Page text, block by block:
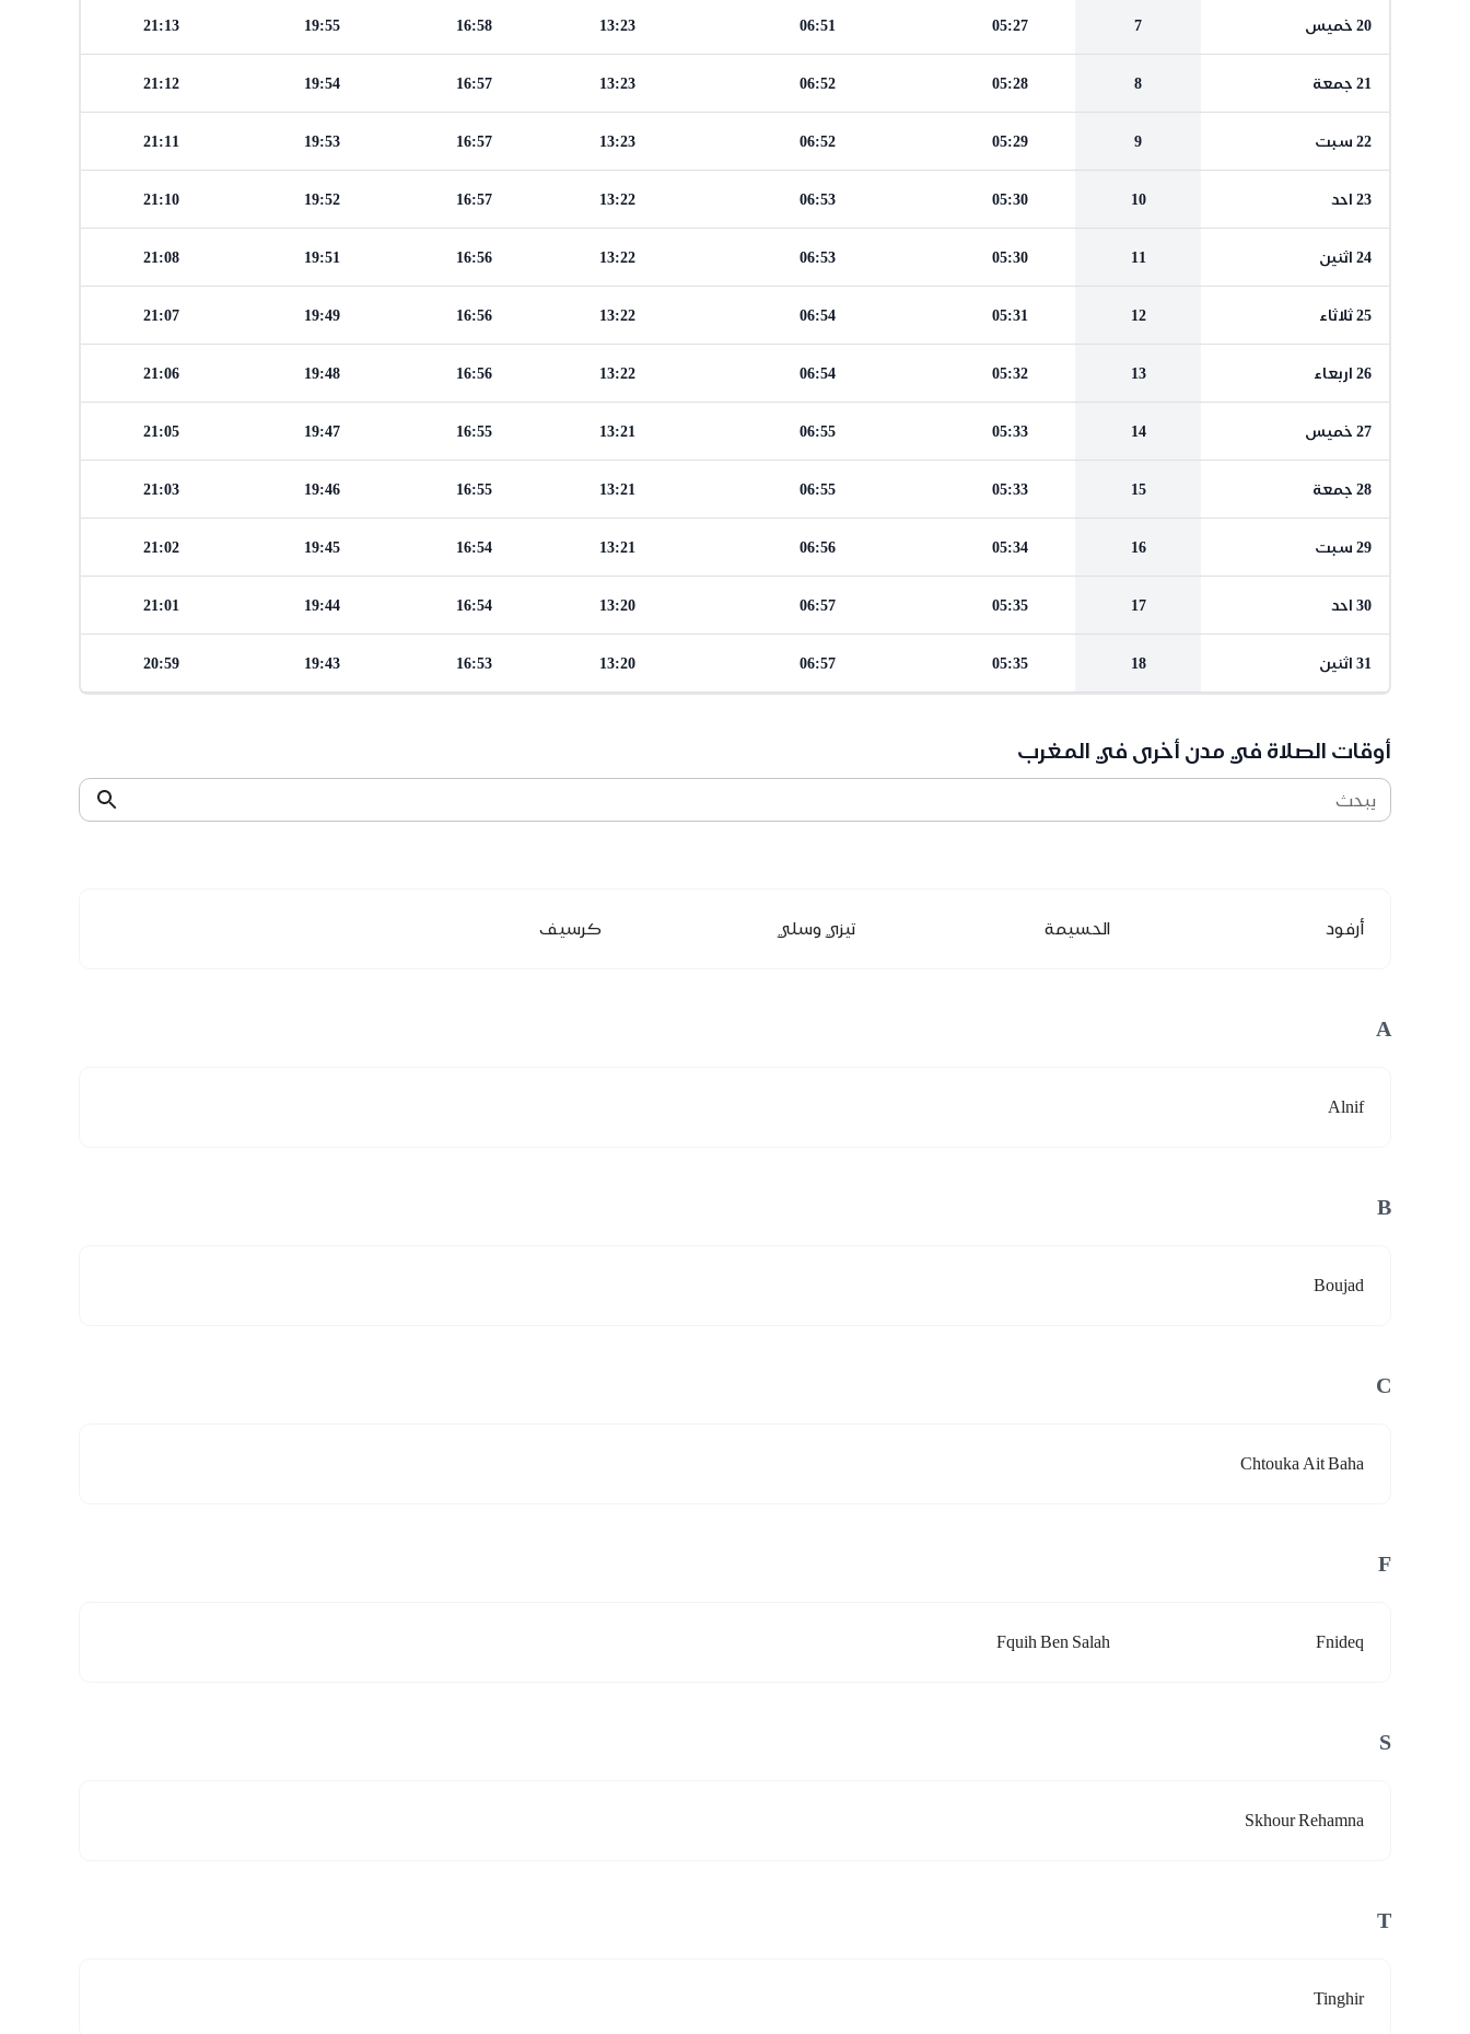
20 خميس 7
05:27
06:51
13:23
16:58
19:55
21:13
21 جمعة 8
05:28
06:52
13:23
16:57
19:54
21:12
22 سبت 9
05:29
06:52
13:23
16:57
19:53
21:11
23 احد 10
05:30
06:53
13:22
16:57
19:52
21:10
24 اثنين 11
05:30
06:53
13:22
16:56
19:51
21:08
25 ثلاثاء 12
05:31
06:54
13:22
16:56
19:49
21:07
26 اربعاء 13
05:32
06:54
13:22
16:56
19:48
21:06
27 خميس 14
05:33
06:55
13:21
16:55
19:47
21:05
28 جمعة 15
05:33
06:55
13:21
16:55
19:46
21:03
29 سبت 16
05:34
06:56
13:21
16:54
19:45
21:02
30 احد 17
05:35
06:57
13:20
16:54
19:44
21:01
31 اثنين 18
05:35
06:57
13:20
16:53
19:43
20:59
أوقات الصلاة في مدن أخرى في المغرب
يبحث
أرفود الحسيمة تيزي وسلي كرسيف
A
Alnif
B
Boujad
C
Chtouka Ait Baha
F
Fnideq
Fquih Ben Salah
S
Skhour Rehamna
T
Tinghir